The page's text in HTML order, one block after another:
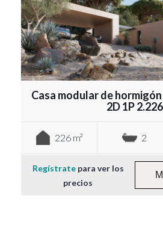
Casa modular de
2D 1P 2.226
226 m² 2
Regístratepara ver los
precios